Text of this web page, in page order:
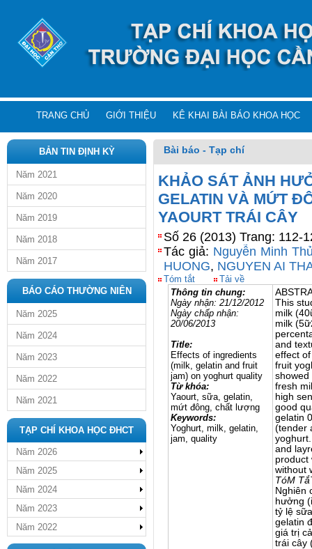
TRANG CHỦ GIỚI THIỆU KÊ KHAI BÀI BÁO KHOA HỌC
BẢN TIN ĐỊNH KỲ
Năm 2021
Năm 2020
Năm 2019
Năm 2018
Năm 2017
BÁO CÁO THƯỜNG NIÊN
Năm 2025
Năm 2024
Năm 2023
Năm 2022
Năm 2021
TẠP CHÍ KHOA HỌC ĐHCT
Năm 2026
Năm 2025
Năm 2024
Năm 2023
Năm 2022
Bài báo - Tạp chí
KHẢO SÁT ẢNH
GELATIN VÀ MỨT
YAOURT TRÁI CÂY
Số 26 (2013) Trang: 112-
Tác giả: Nguyễn Minh
HUONG, NGUYEN AI
Tóm tắt
Tải về
Thông tin chung:
Ngày nhận: 21/12/2012
Ngày chấp nhận:
20/06/2013
Title:
Effects of ingredients
(milk, gelatin and fruit
jam) on yoghurt quality
Từ khóa:
Yaourt, sữa, gelatin,
mứt đông, chất lượng
Keywords:
Yoghurt, milk, gelatin,
jam, quality
This
milk
milk
and
effect
fruit
showed
fresh
high
good
gelatin
(tender
and
product
without
TóM
Nghiên
hưởng
tỷ lệ
gelatin
giá trị
trái cây